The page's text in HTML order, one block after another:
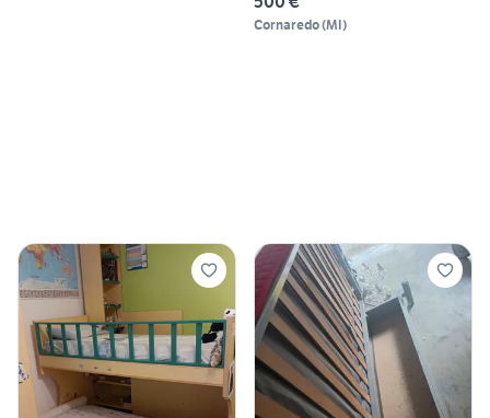
Cornaredo(MI)